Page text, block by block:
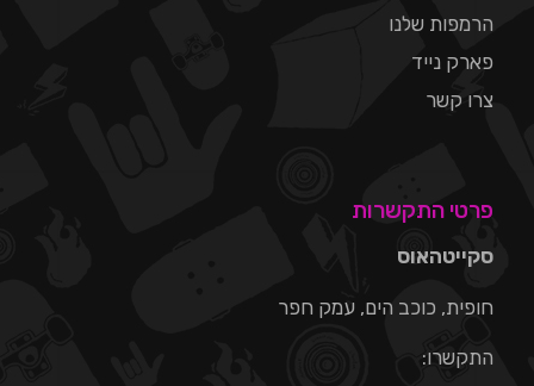
הרמפות שלנו
פארק נייד
צרו קשר
פרטי התקשרות
סקייטהאוס
חופית, כוכב הים, עמק חפר
התקשרו: